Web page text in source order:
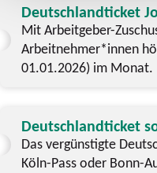
Deutschlandticket
Mit Arbeitgeber-
Arbeitnehmer*innen
01.01.2026) im Monat.
Deutschlandticket
Das vergünstigte
Köln-Pass oder Bonn-